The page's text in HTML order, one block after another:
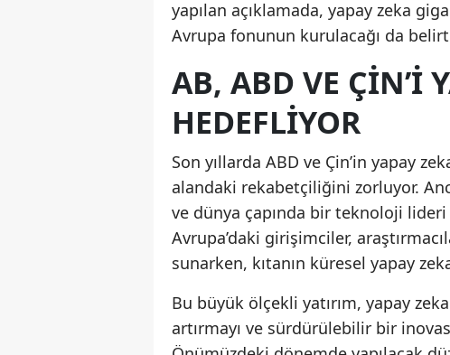
yapılan açıklamada, yapay zeka
Avrupa fonunun kurulacağı da
AB, ABD VE ÇIN’I
HEDEFLIYOR
Son yıllarda ABD ve Çin’in yapay
alandaki rekabetçiliğini zorluyor.
ve dünya çapında bir teknoloji
Avrupa’daki girişimciler,
sunarken, kıtanın küresel yapay
Bu büyük ölçekli yatırım, yapay zeka
artırmayı ve sürdürülebilir bir